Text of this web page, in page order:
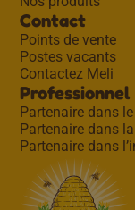
Contact
Points de vente
Postes vacants
Contactez Meli
Professionnel
Partenaire dans
Partenaire dans
Partenaire dans